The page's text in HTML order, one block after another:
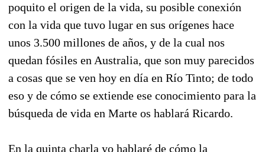
poquito el origen de la vida, su posible conexión
con la vida que tuvo lugar en sus orígenes hace
unos 3.500 millones de años, y de la cual nos
quedan fósiles en Australia, que son muy parecidos
a cosas que se ven hoy en día en Río Tinto; de todo
eso y de cómo se extiende ese conocimiento para la
búsqueda de vida en Marte os hablará Ricardo.
En la quinta charla yo hablaré de cómo la